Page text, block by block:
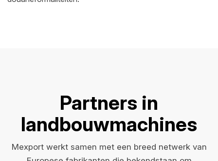
Partners in
landbouwmachines
Mexport werkt samen met een breed netwerk van